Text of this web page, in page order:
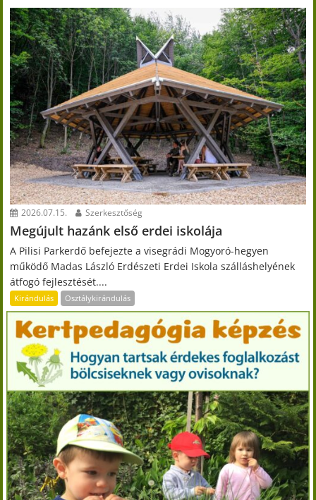
2026.07.15. Szerkesztőség
Megújult hazánk első erdei iskolája
A Pilisi Parkerdő befejezte a visegrádi Mogyoró-hegyen
működő Madas László Erdészeti Erdei Iskola szálláshelyének
átfogó fejlesztését....
Kirándulás Osztálykirándulás